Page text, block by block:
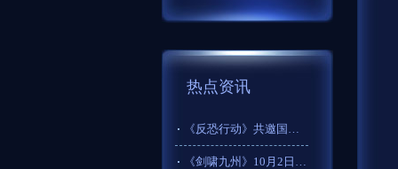
热点资讯
《反恐行动》共邀国庆，封神开榜！版本爽拿200卷轴
《剑啸九州》10月2日开启新征程！【盛世年华】与您相约